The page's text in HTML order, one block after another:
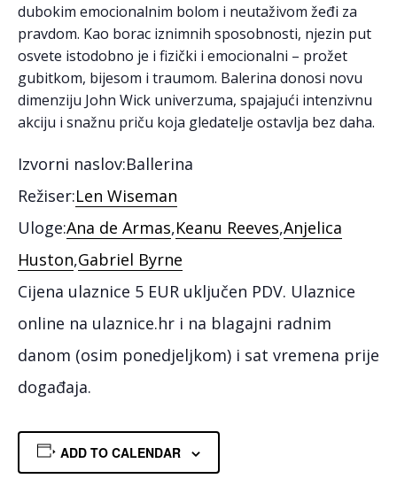
dubokim emocionalnim bolom i neutaživom žeđi za
pravdom. Kao borac iznimnih sposobnosti, njezin put
osvete istodobno je i fizički i emocionalni – prožet
gubitkom, bijesom i traumom. Balerina donosi novu
dimenziju John Wick univerzuma, spajajući intenzivnu
akciju i snažnu priču koja gledatelje ostavlja bez daha.
Izvorni naslov:Ballerina
Režiser:Len Wiseman
Uloge:Ana de Armas,Keanu Reeves,Anjelica
Huston,Gabriel Byrne
Cijena ulaznice 5 EUR uključen PDV. Ulaznice
online na ulaznice.hr i na blagajni radnim
danom (osim ponedjeljkom) i sat vremena prije
događaja.
ADD TO CALENDAR